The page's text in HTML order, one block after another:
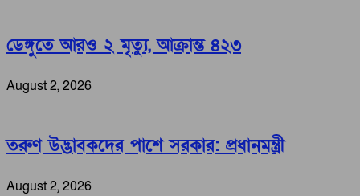
ডেঙ্গুতে আরও ২ মৃত্যু, আক্রান্ত ৪২৩
August 2, 2026
তরুণ উদ্ভাবকদের পাশে সরকার: প্রধানমন্ত্রী
August 2, 2026